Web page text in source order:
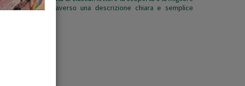
spezia, attraverso una descrizione chiara e semplice